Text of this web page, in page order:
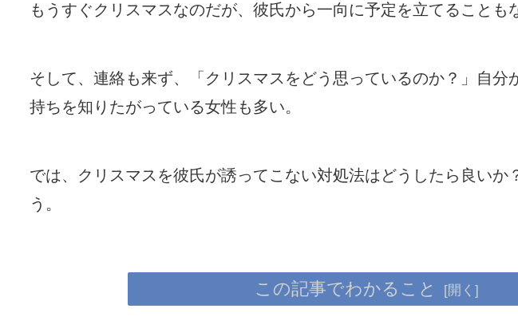
もうすぐクリスマスなのだが、彼氏から一向に予定を立てることも
そして、連絡も来ず、「クリスマスをどう思っているのか？」自分
持ちを知りたがっている女性も多い。
では、クリスマスを彼氏が誘ってこない対処法はどうしたら良いか
う。
この記事でわかること